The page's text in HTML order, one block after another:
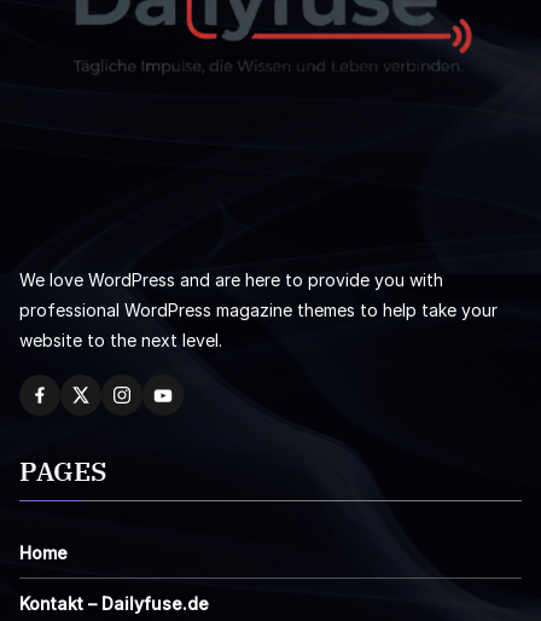
We love WordPress and are here to provide you with
professional WordPress magazine themes to help take your
website to the next level.
PAGES
Home
Kontakt – Dailyfuse.de